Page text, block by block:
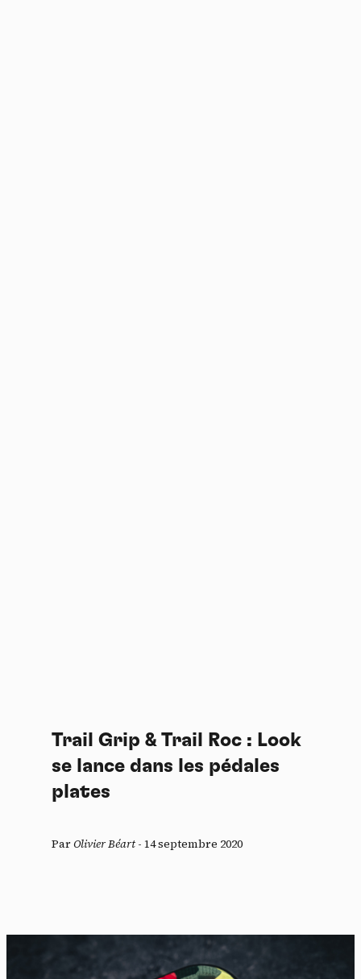
Trail Grip & Trail Roc : Look
se lance dans les pédales
plates
ParOlivier Béart- 14 septembre 2020